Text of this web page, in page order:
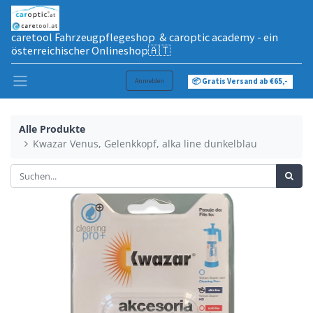
caretool Fahrzeugpflegeshop & caroptic academy - ein
österreichischer Onlineshop🇦🇹
Anmelden 📦 Gratis Versand ab €65,-
Alle Produkte
Kwazar Venus, Gelenkkopf, alka line dunkelblau